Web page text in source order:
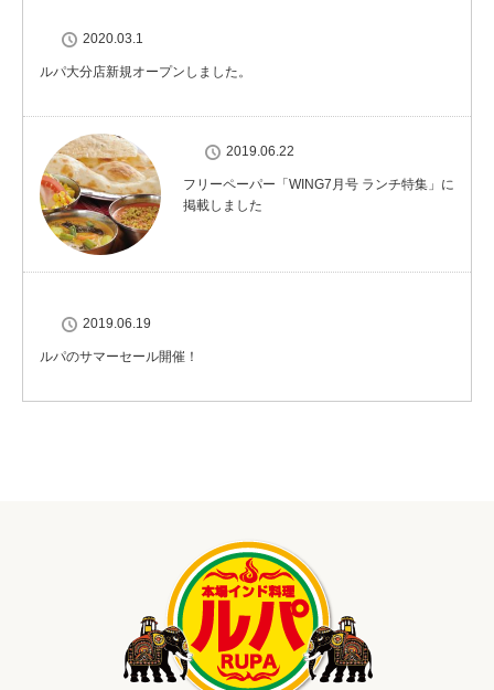
2020.03.1
ルパ大分店新規オープンしました。
2019.06.22
フリーペーパー「WING7月号 ランチ特集」に
掲載しました
2019.06.19
ルパのサマーセール開催！